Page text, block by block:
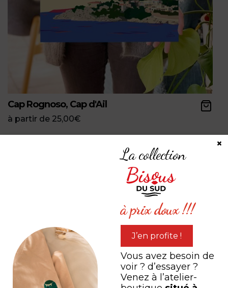
Cap Rognoso, Cap d'Ail
à partir de 25,00€
La collection
à prix doux !!!
J’en profite !
Vous avez besoin de
voir ? d’essayer ?
Venez à l’atelier-
×